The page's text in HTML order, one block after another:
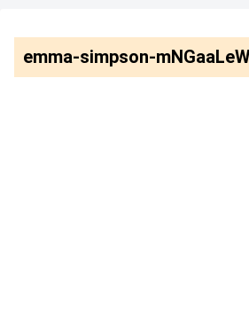
emma-simpson-